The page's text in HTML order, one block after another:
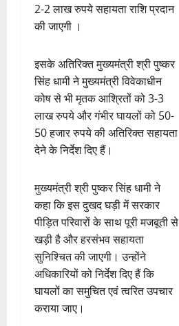
2-2 लाख रुपये सहायता राशि प्रदान
की जाएगी ।
इसके अतिरिक्त मुख्यमंत्री श्री पुष्कर
सिंह धामी ने मुख्यमंत्री विवेकाधीन
कोष से भी मृतक आश्रितों को 3-3
लाख रुपये और गंभीर घायलों को 50-
50 हजार रुपये की अतिरिक्त सहायता
देने के निर्देश दिए हैं।
मुख्यमंत्री श्री पुष्कर सिंह धामी ने
कहा कि इस दुखद घड़ी में सरकार
पीड़ित परिवारों के साथ पूरी मजबूती से
खड़ी है और हरसंभव सहायता
सुनिश्चित की जाएगी। उन्होंने
अधिकारियों को निर्देश दिए हैं कि
घायलों का समुचित एवं त्वरित उपचार
कराया जाए।